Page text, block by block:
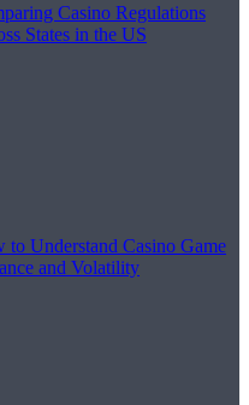
Casino Regulations
States in the US
to Understand Casino Game
and Volatility